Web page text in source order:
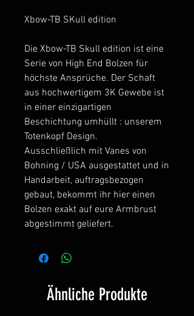
Xbow-TB SKull edition
Die Xbow-TB Skull edition ist eine
Serie von High End Bolzen für
höchste Ansprüche. Der Schaft
aus hochwertigem 3K Gewebe ist
in einer einzigartigen
Beschichtung umhüllt : unserem
Totenkopf Design.
Ausschließlich mit Vanes von
Bohning / USA ausgestattet und in
Handarbeit, auftragsbezogen
gebaut, bekommt ihr hier einen
Bolzen exakt auf eure Armbrust
abgestimmt geliefert.
Ähnliche Produkte